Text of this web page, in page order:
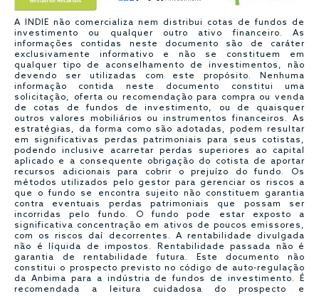
A INDIE não comercializa nem distribui cotas de fundos de
investimento ou qualquer outro ativo financeiro. As
informações contidas neste documento são de caráter
exclusivamente informativo e não se constituem em
qualquer tipo de aconselhamento de investimentos, não
devendo ser utilizadas com este propósito. Nenhuma
informação contida neste documento constitui uma
solicitação, oferta ou recomendação para compra ou venda
de cotas de fundos de investimento, ou de quaisquer
outros valores mobiliários ou instrumentos financeiros. As
estratégias, da forma como são adotadas, podem resultar
em significativas perdas patrimoniais para seus cotistas,
podendo inclusive acarretar perdas superiores ao capital
aplicado e a consequente obrigação do cotista de aportar
recursos adicionais para cobrir o prejuízo do fundo. Os
métodos utilizados pelo gestor para gerenciar os riscos a
que o fundo se encontra sujeito não constituem garantia
contra eventuais perdas patrimoniais que possam ser
incorridas pelo fundo. O fundo pode estar exposto a
significativa concentração em ativos de poucos emissores,
com os riscos daí decorrentes. A rentabilidade divulgada
não é líquida de impostos. Rentabilidade passada não é
garantia de rentabilidade futura. Este documento não
constitui o prospecto previsto no código de auto-regulação
da Anbima para a indústria de fundos de investimento. É
recomendada a leitura cuidadosa do prospecto e